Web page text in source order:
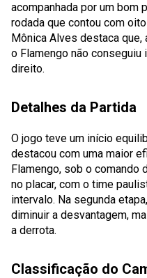
acompanhada por um bom
rodada que contou com
Mônica Alves destaca
o Flamengo não conseguiu
direito.
Detalhes da Partida
O jogo teve um início
destacou com uma maior
Flamengo, sob o comando
no placar, com o time
intervalo. Na segunda
diminuir a desvantagem,
a derrota.
Classificação do